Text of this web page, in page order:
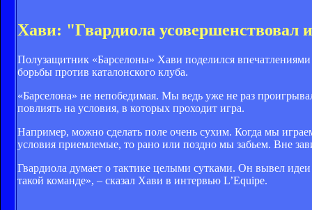
Хави: "Гвардиола
Полузащитник «Барселоны» Хави поделился впечатлениями
борьбы против каталонского клуба.
«Барселона» не непобедимая. Мы ведь уже не раз
повлиять на условия, в которых проходит игра.
Например, можно сделать поле очень сухим. Когда мы
условия приемлемые, то рано или поздно мы забьем. Вне
Гвардиола думает о тактике целыми сутками. Он вывел
такой команде», – сказал Хави в интервью L’Equipe.